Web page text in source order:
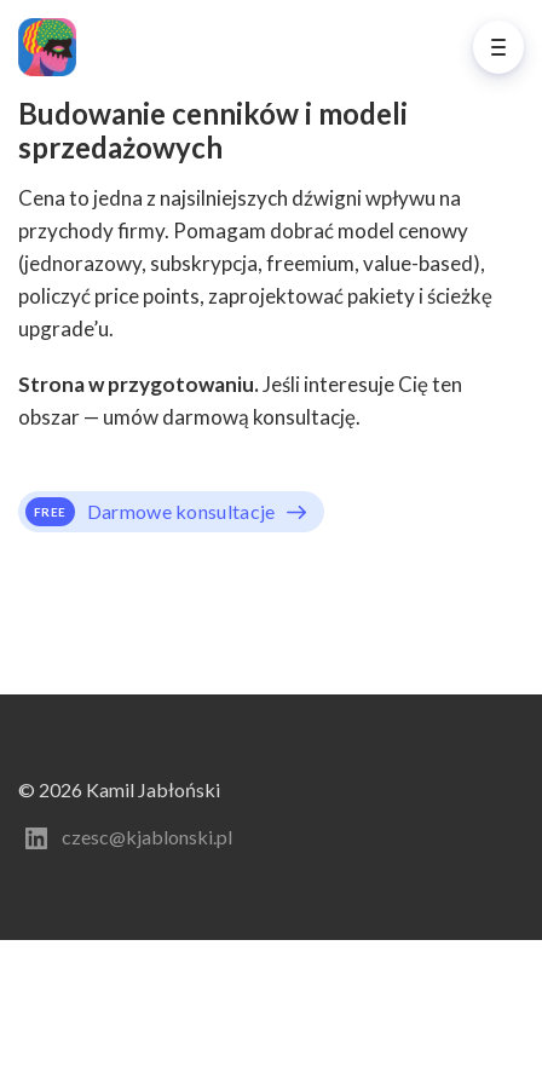
Budowanie cenników i modeli
sprzedażowych
Cena to jedna z najsilniejszych dźwigni wpływu na
przychody firmy. Pomagam dobrać model cenowy
(jednorazowy, subskrypcja, freemium, value-based),
policzyć price points, zaprojektować pakiety i ścieżkę
upgrade’u.
Strona w przygotowaniu.Jeśli interesuje Cię ten
obszar — umów darmową konsultację.
FREE Darmowe konsultacje
© 2026 Kamil Jabłoński
czesc@kjablonski.pl